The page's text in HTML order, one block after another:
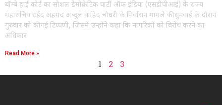
बॉम्बे हाई कोर्ट का सोशल डेमोक्रेटिक पार्टी ऑफ इंडिया (एसडीपीआई) के राज्य
महासचिव सईद अहमद अब्दुल वाहिद चौधरी के निर्वासन मामले की सुनवाई के दौरान
गुरुवार को की गई टिप्पणी, जिसमें उन्होंने कहा कि नागरिकों को विरोध करने का
अधिकार
Read More »
1 2 3